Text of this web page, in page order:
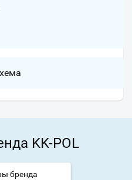
KK-POL
бренда